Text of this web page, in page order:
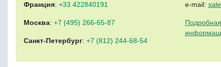
Франция: +33 422840191
Москва: +7 (495) 266-65-87
Санкт-Петербург: +7 (812) 244-68-54
e-mail: